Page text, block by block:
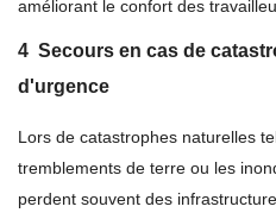
améliorant le confort des
4 Secours en cas de
d'urgence
Lors de catastrophes naturelles
tremblements de terre ou les
perdent souvent des